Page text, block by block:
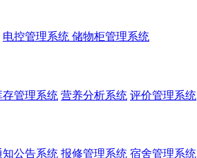
电控管理系统 储物柜管理系统
存管理系统 营养分析系统 评价管理系统
知公告系统 报修管理系统 宿舍管理系统